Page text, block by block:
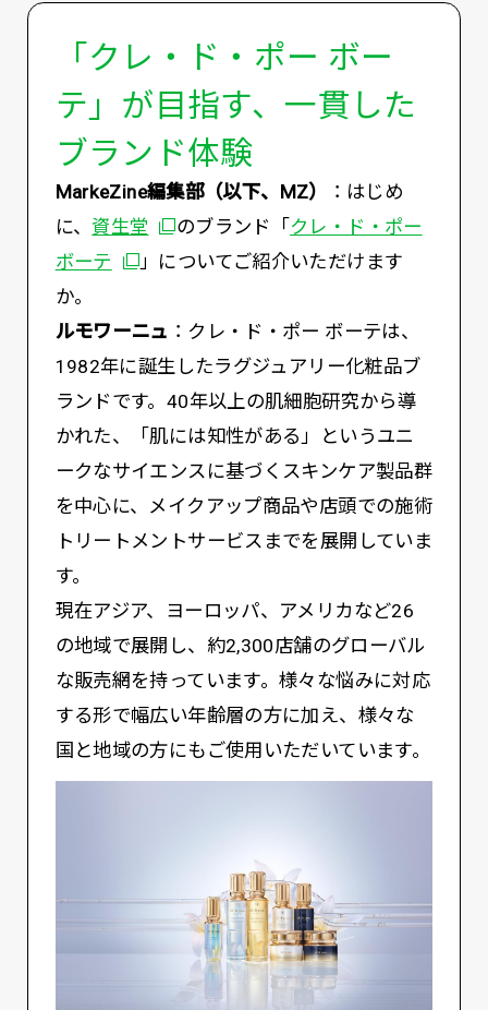
「クレ・ド・ポー ボー
テ」が目指す、一貫した
ブランド体験
MarkeZine編集部（以下、MZ）
：はじめ
に、資生堂 のブランド「クレ・ド・ポー
ボーテ
」についてご紹介いただけます
か。
ルモワーニュ ：クレ・ド・ポー ボーテは、
1982年に誕生したラグジュアリー化粧品ブ
ランドです。40年以上の肌細胞研究から導
かれた、「肌には知性がある」というユニ
ークなサイエンスに基づくスキンケア製品群
を中心に、メイクアップ商品や店頭での施術
トリートメントサービスまでを展開していま
す。
現在アジア、ヨーロッパ、アメリカなど26
の地域で展開し、約2,300店舗のグローバル
な販売網を持っています。様々な悩みに対応
する形で幅広い年齢層の方に加え、様々な
国と地域の方にもご使用いただいています。